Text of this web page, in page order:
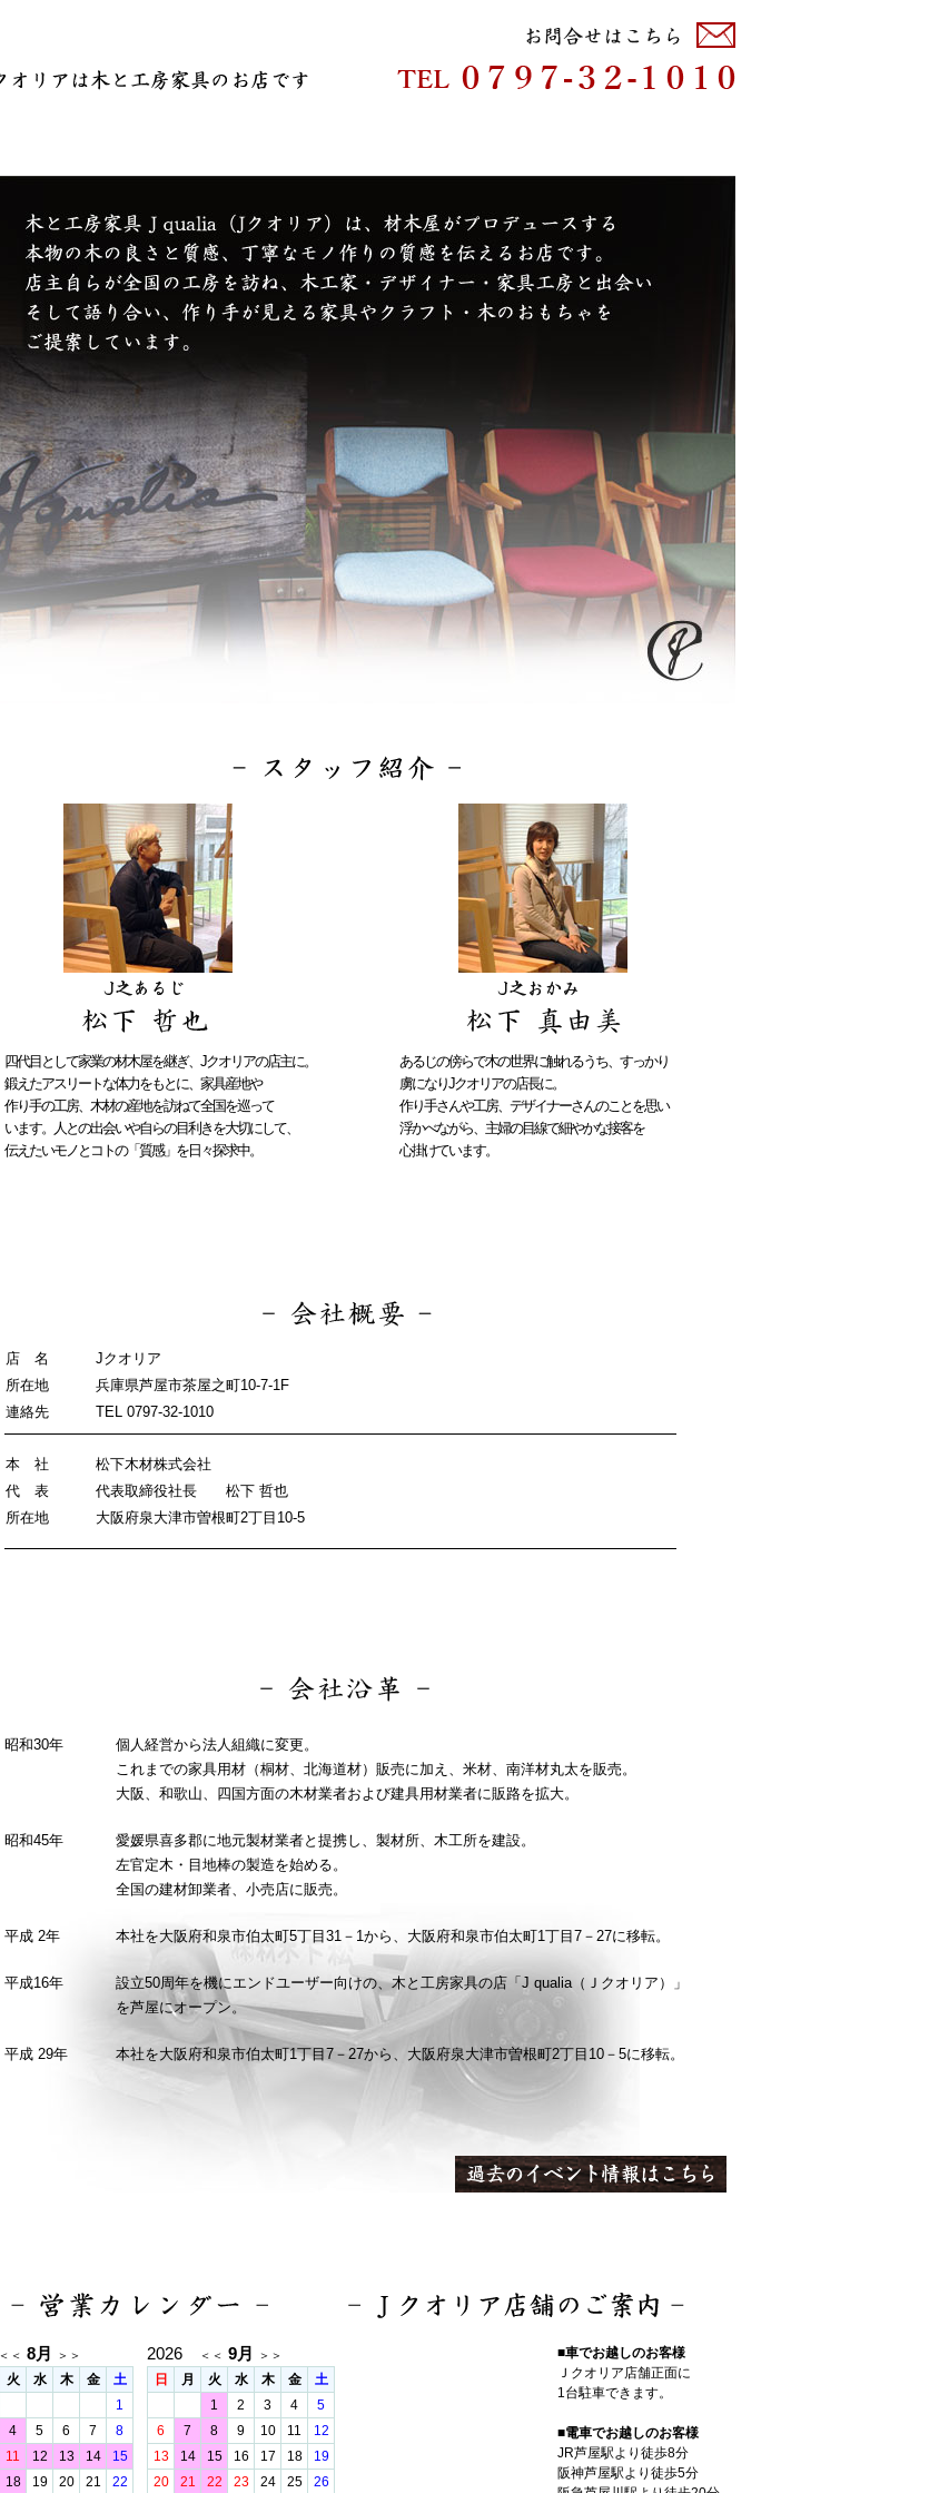
四代目として家業の材木屋を継ぎ、Jクオリアの店主に。
鍛えたアスリートな体力をもとに、家具産地や
作り手の工房、木材の産地を訪ねて全国を巡って
います。人との出会いや自らの目利きを大切にして、
伝えたいモノとコトの「質感」を日々探求中。
あるじの傍らで木の世界に触れるうち、すっかり
虜になりJクオリアの店長に。
作り手さんや工房、デザイナーさんのことを思い
浮かべながら、主婦の目線で細やかな接客を
心掛けています。
店 名
Jクオリア
所在地
兵庫県芦屋市茶屋之町10-7-1F
連絡先
TEL 0797-32-1010
本 社
松下木材株式会社
代 表
代表取締役社長 松下 哲也
所在地
大阪府泉大津市曽根町2丁目10-5
昭和30年
個人経営から法人組織に変更。
これまでの家具用材（桐材、北海道材）販売に加え、米材、南洋材丸太を販売。
大阪、和歌山、四国方面の木材業者および建具用材業者に販路を拡大。
昭和45年
愛媛県喜多郡に地元製材業者と提携し、製材所、木工所を建設。
左官定木・目地棒の製造を始める。
全国の建材卸業者、小売店に販売。
平成 2年 本社を大阪府和泉市伯太町5丁目31－1から、大阪府和泉市伯太町1丁目7－27に移転。
平成16年
設立50周年を機にエンドユーザー向けの、木と工房家具の店「J qualia（Ｊクオリア）」
を芦屋にオープン。
平成 29年 本社を大阪府和泉市伯太町1丁目7－27から、大阪府泉大津市曽根町2丁目10－5に移転。
＜＜ 8月 ＞＞
火 水 木 金
土
1
4 5 6 7
8
11 12 13 14
15
18 19 20 21 22
2026 ＜＜ 9月 ＞＞
日 月 火 水 木 金
土
1
2 3 4
5
6
7 8 9 10 11
12
13
14 15 16 17 18
19
20
21 22 23 24 25 26
■車でお越しのお客様
Ｊクオリア店舗正面に
1台駐車できます。
■電車でお越しのお客様
JR芦屋駅より徒歩8分
阪神芦屋駅より徒歩5分